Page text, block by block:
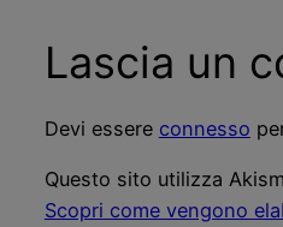
Lascia un
Devi essere connesso
Questo sito utilizza
Scopri come vengono